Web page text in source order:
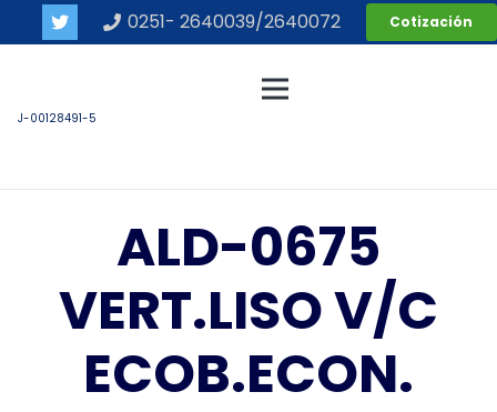
0251- 2640039/2640072 Cotización
J-00128491-5
ALD-0675
VERT.LISO V/C
ECOB.ECON.